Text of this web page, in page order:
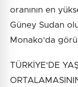
oranının en
Güney Sudan
Monako'da
TÜRKİYE'DE